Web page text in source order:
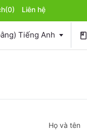
(0) Liên hệ
Tiếng Anh book
Họ và tên